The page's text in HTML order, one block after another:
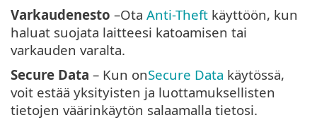
Varkaudenesto –Ota Anti-Theft käyttöön, kun
haluat suojata laitteesi katoamisen tai
varkauden varalta.
Secure Data – Kun onSecure Data käytössä,
voit estää yksityisten ja luottamuksellisten
tietojen väärinkäytön salaamalla tietosi.